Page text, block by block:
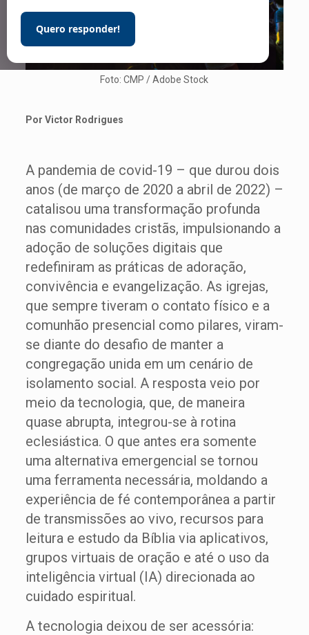
Quero responder!
Foto: CMP / Adobe Stock
Por Victor Rodrigues
A pandemia de covid-19 – que durou dois
anos (de março de 2020 a abril de 2022) –
catalisou uma transformação profunda
nas comunidades cristãs, impulsionando a
adoção de soluções digitais que
redefiniram as práticas de adoração,
convivência e evangelização. As igrejas,
que sempre tiveram o contato físico e a
comunhão presencial como pilares, viram-
se diante do desafio de manter a
congregação unida em um cenário de
isolamento social. A resposta veio por
meio da tecnologia, que, de maneira
quase abrupta, integrou-se à rotina
eclesiástica. O que antes era somente
uma alternativa emergencial se tornou
uma ferramenta necessária, moldando a
experiência de fé contemporânea a partir
de transmissões ao vivo, recursos para
leitura e estudo da Bíblia via aplicativos,
grupos virtuais de oração e até o uso da
inteligência virtual (IA) direcionada ao
cuidado espiritual.
A tecnologia deixou de ser acessória: